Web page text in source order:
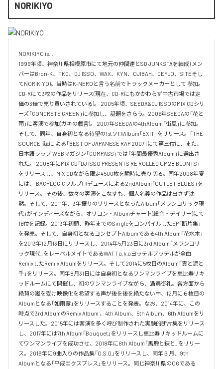
NORIKIYO
NORIKIYO is...
1999年頃、神奈川県相模原市にて地元の仲間達とSD JUNKSTAを結成 (メン
バーはBron-K、TKC、DJ ISSO、WAX、KYN、OJIBAH、DEFLO、SITEそし
てNORIKIYO)。当時はK-NEROと言う名前でトラックメーカーとして 参加。
CD-Rにて3枚の作品をリリース(現在、CD-Rにもかかわらず中古市場では定
価の3倍で売り買いされている)。 2005年頃、SEEDA&DJ ISSOのMIX CDシリ
ーズ「CONCRETE GREEN」に参加し、話題をさらう。2006年SEEDAの「花と
雨」に客演で参加(ガキの戯言)。 2007年SEEDAの4thAlbum「街風」に参加。
そして、同年、自身初となる待望の1stソロAlbum「EXIT」をリリース。「THE
SOURCE」誌に よる「BEST OF JAPANESE RAP 2007」にて第三位に、また、
日本語ラップ WEBマガジン「COMPASS」では「年間最優秀Album」に選出さ
れた。 2008年にMIX CD「DJ ISSO PRESENTS RE ROLLED UP 28 BLUNTS」
をリリースし、MIX CDながら限定4500枚を瞬時に売り切る。同年2008年夏
には、 BACHLOGICフルプロデュースによる2ndAlbum「OUTLET BLUES」を
リリース。 その後、数々の客演をこなすも、個人名義の作品は出さず沈
黙。そして、2011年、3年振りのリリースとなったAlbum「メランコリック現
代」がインディーズながら、オリコン・Albumチャート(総合・デイリー)にて
16位を記録。2013年初頭、昨年までのSingleをコンパイルしたEP「断片集」
を発売。そして、自身初となるコンセプトAlbumである4th Album「花水木」
を2013年12月13日にリリースし、2014年5月23日に3rd Album「メランコリ
ック現代」をレーベルメイトであるWATT a.k.aヨッテルブッテルが全曲
RemixしたRemix Albumをリリース。そして2014に5枚目のAlbum「雲と泥と
手」をリリース。同年8月31日には自身初となるワンマンライブを恵比寿リキ
ッドルームにて開催し、初のワンマンライブながら、満員御礼。各方面から
絶賛の嵐を受け映像化を希望する声が後を後を絶たない中、12月に６枚目の
Albumとなる「如雨露」をリリースすることを発表。なお、2014年に、この
時点で3rd AlbumのRemix Album 、4th Album、5th Album、6th Albumをリ
リースした。2015年には客演を多く呼び制作された実験的断片集をリリース
し、2017年には7th Album「Bouquet」をリリースし恵比寿リキッドルームに
てワンマンライブを成功させ、2018年に8th Album「馬鹿と鋏と」をリリー
ス。2019年に9曲入りの作品集「O.S.D」をリリースし、同年３月、9th
Albumとなる「平成エクスプレス」をリリース。同じ神奈川県のOGである